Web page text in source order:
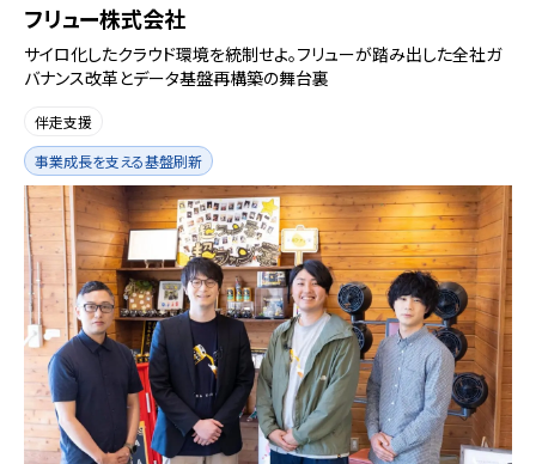
フリュー株式会社
サイロ化したクラウド環境を統制せよ。フリューが踏み出した全社ガ
バナンス改革とデータ基盤再構築の舞台裏
伴走支援
事業成長を支える基盤刷新